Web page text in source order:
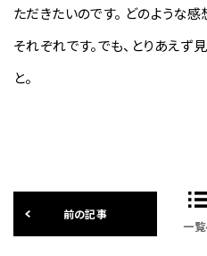
ただきたいのです。 どのような
それぞれです。でも、とりあえず
と。
一